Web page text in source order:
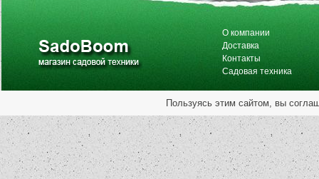
О компании
Доставка
Контакты
Садовая техника
Пользуясь этим сайтом, вы